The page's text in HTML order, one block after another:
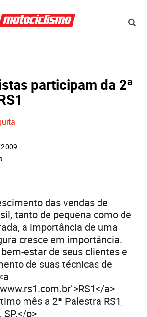
participam da 2ª
das vendas de
tanto de pequena como de
a importância de uma
cresce em importância.
estar de seus clientes e
de suas técnicas de
a>
mês a 2ª Palestra RS1,
SP.</p>